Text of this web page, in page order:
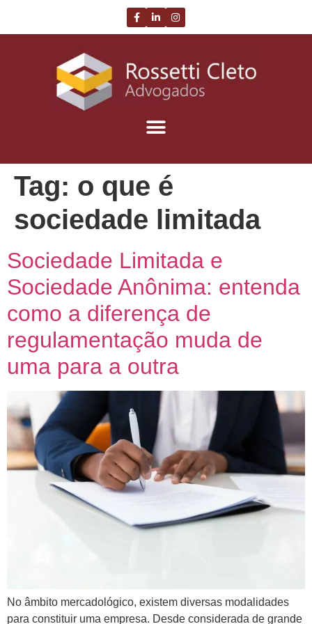
Tag: o que é
sociedade limitada
Sociedade Limitada e
Sociedade Anônima: entenda
como a diferença de
regulamentação muda de
uma para a outra
No âmbito mercadológico, existem diversas modalidades
para constituir uma empresa. Desde considerada de grande